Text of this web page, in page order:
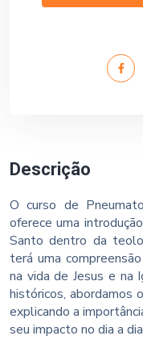
Descrição
O curso de
oferece uma
Santo dentro da
terá uma
na vida de Jesus e na
históricos, abordamos
explicando a
seu impacto no dia a